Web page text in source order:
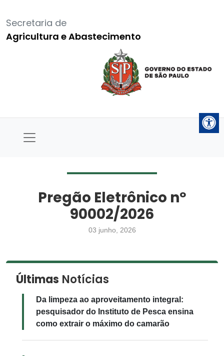
Secretaria de
Agricultura e Abastecimento
Pregão Eletrônico nº
90002/2026
03 junho, 2026
Últimas Notícias
Da limpeza ao aproveitamento integral:
pesquisador do Instituto de Pesca ensina
como extrair o máximo do camarão